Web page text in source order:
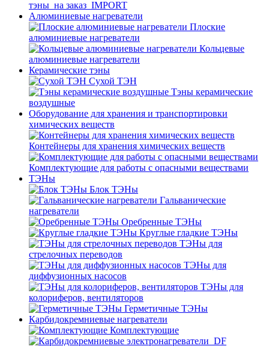
тэны_на заказ_IMPORT
Алюминиевые нагреватели
Плоские
алюминиевые нагреватели
Кольцевые
алюминиевые нагреватели
Керамические тэны
Сухой ТЭН
Тэны керамические
воздушные
Оборудование для хранения и транспортировки
химических веществ
Контейнеры для хранения химических веществ
Комплектующие для работы с опасными веществами
ТЭНы
Блок ТЭНы
Гальванические
нагреватели
Оребренные ТЭНы
Круглые гладкие ТЭНы
ТЭНы для
стрелочных переводов
ТЭНы для
диффузионных насосов
ТЭНы для
колориферов, вентиляторов
Герметичные ТЭНы
Карбидокремниевые нагреватели
Комплектующие